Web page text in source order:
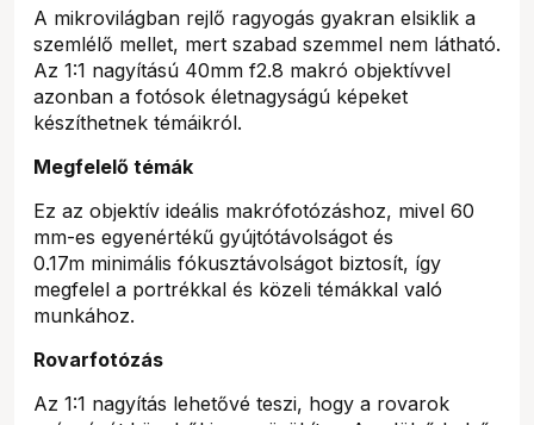
A mikrovilágban rejlő ragyogás gyakran elsiklik a
szemlélő mellet, mert szabad szemmel nem látható.
Az 1:1 nagyítású 40mm f2.8 makró objektívvel
azonban a fotósok életnagyságú képeket
készíthetnek témáikról.
Megfelelő témák
Ez az objektív ideális makrófotózáshoz, mivel 60
mm-es egyenértékű gyújtótávolságot és
0.17m minimális fókusztávolságot biztosít, így
megfelel a portrékkal és közeli témákkal való
munkához.
Rovarfotózás
Az 1:1 nagyítás lehetővé teszi, hogy a rovarok